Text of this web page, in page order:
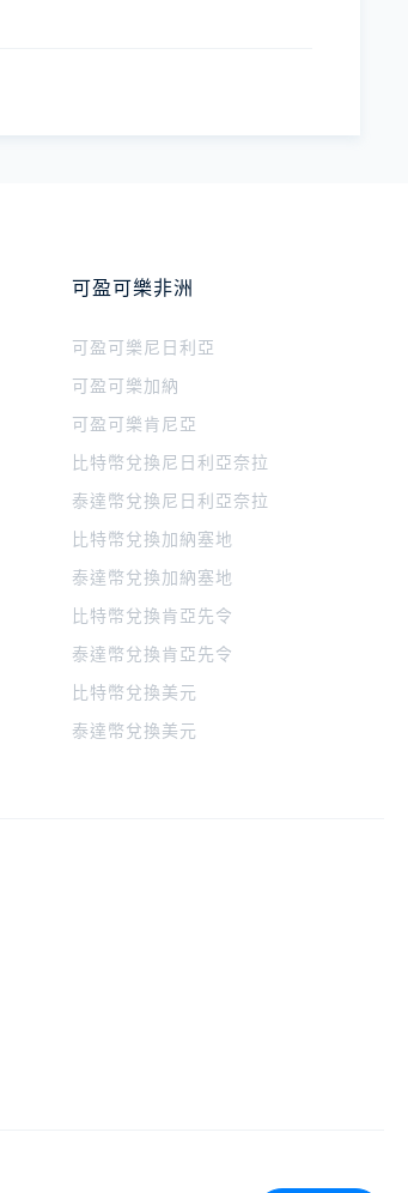
可盈可樂非洲
可盈可樂 尼日利亞
可盈可樂加納
可盈可樂肯尼亞
比特幣兌換尼日利亞奈拉
泰達幣兌換尼日利亞奈拉
比特幣兌換加納塞地
泰達幣兌換加納塞地
比特幣兌換肯亞先令
泰達幣兌換肯亞先令
比特幣兌換美元
泰達幣兌換美元